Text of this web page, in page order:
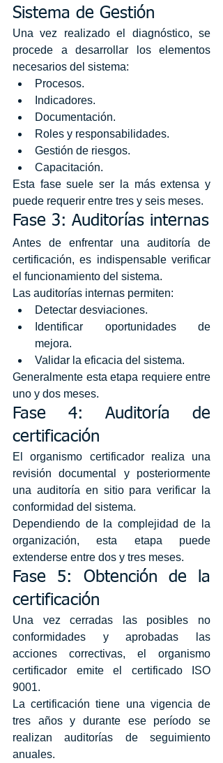
Sistema de Gestión
Una vez realizado el diagnóstico, se
procede a desarrollar los elementos
necesarios del sistema:
Procesos.
Indicadores.
Documentación.
Roles y responsabilidades.
Gestión de riesgos.
Capacitación.
Esta fase suele ser la más extensa y
puede requerir entre tres y seis meses.
Fase 3: Auditorías internas
Antes de enfrentar una auditoría de
certificación, es indispensable verificar
el funcionamiento del sistema.
Las auditorías internas permiten:
Detectar desviaciones.
Identificar oportunidades de
mejora.
Validar la eficacia del sistema.
Generalmente esta etapa requiere entre
uno y dos meses.
Fase 4: Auditoría de
certificación
El organismo certificador realiza una
revisión documental y posteriormente
una auditoría en sitio para verificar la
conformidad del sistema.
Dependiendo de la complejidad de la
organización, esta etapa puede
extenderse entre dos y tres meses.
Fase 5: Obtención de la
certificación
Una vez cerradas las posibles no
conformidades y aprobadas las
acciones correctivas, el organismo
certificador emite el certificado ISO
9001.
La certificación tiene una vigencia de
tres años y durante ese período se
realizan auditorías de seguimiento
anuales.